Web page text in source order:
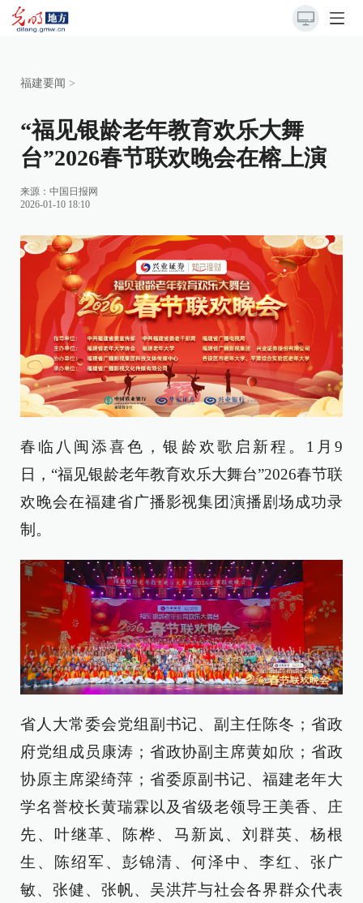
福建要闻 >
“福见银龄老年教育欢乐大舞
台”2026春节联欢晚会在榕上演
来源： 中国日报网
2026-01-10 18:10
春临八闽添喜色，银龄欢歌启新程。1月9
日，“福见银龄老年教育欢乐大舞台”2026春节联
欢晚会在福建省广播影视集团演播剧场成功录
制。
省人大常委会党组副书记、副主任陈冬；省政
府党组成员康涛；省政协副主席黄如欣；省政
协原主席梁绮萍；省委原副书记、福建老年大
学名誉校长黄瑞霖以及省级老领导王美香、庄
先、叶继革、陈桦、马新岚、刘群英、杨根
生、陈绍军、彭锦清、何泽中、李红、张广
敏、张健、张帆、吴洪芹与社会各界群众代表